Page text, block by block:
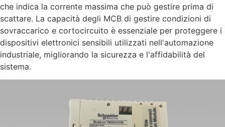
che indica la corrente massima che può gestire prima di
scattare. La capacità degli MCB di gestire condizioni di
sovraccarico e cortocircuito è essenziale per proteggere i
dispositivi elettronici sensibili utilizzati nell'automazione
industriale, migliorando la sicurezza e l'affidabilità del
sistema.